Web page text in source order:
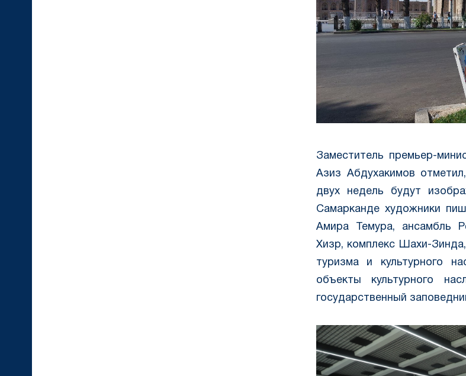
Заместитель премьер-
Азиз Абдухакимов
двух недель будут
Самарканде художники
Амира Темура, ансамбль
Хизр, комплекс Шахи-
туризма и культурного
объекты культурного
государственный